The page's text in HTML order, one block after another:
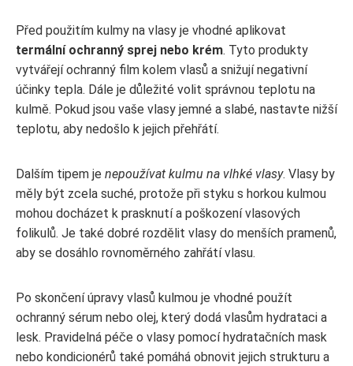
Před použitím kulmy na vlasy je vhodné aplikovat
termální ochranný sprej nebo krém. Tyto produkty
vytvářejí ochranný film kolem vlasů a snižují negativní
účinky tepla. Dále je důležité volit správnou teplotu na
kulmě. Pokud jsou vaše vlasy jemné a slabé, nastavte nižší
teplotu, aby nedošlo k jejich přehřátí.
Dalším tipem je nepoužívat kulmu na vlhké vlasy. Vlasy by
měly být zcela suché, protože při styku s horkou kulmou
mohou docházet k prasknutí a poškození vlasových
folikulů. Je také dobré rozdělit vlasy do menších pramenů,
aby se dosáhlo rovnoměrného zahřátí vlasu.
Po skončení úpravy vlasů kulmou je vhodné použít
ochranný sérum nebo olej, který dodá vlasům hydrataci a
lesk. Pravidelná péče o vlasy pomocí hydratačních mask
nebo kondicionérů také pomáhá obnovit jejich strukturu a